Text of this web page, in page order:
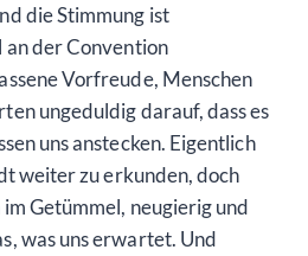
die Stimmung ist
der Convention
Vorfreude, Menschen
ungeduldig darauf, dass es
uns anstecken. Eigentlich
weiter zu erkunden, doch
Getümmel, neugierig und
was uns erwartet. Und